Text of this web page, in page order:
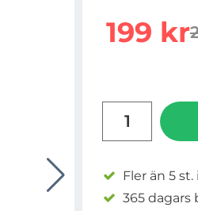
rea
199 kr
Fler än 5
365 dagars